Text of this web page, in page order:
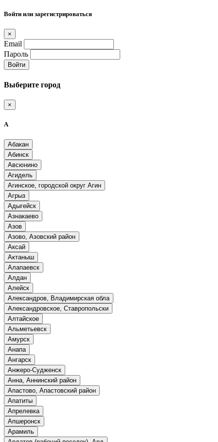
Войти или зарегистрироваться
×
Email
Пароль
Войти
Выберите город
×
А